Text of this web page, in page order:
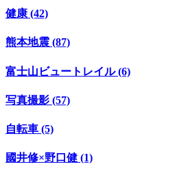
健康 (42)
熊本地震 (87)
富士山ビュートレイル (6)
写真撮影 (57)
自転車 (5)
國井修×野口健 (1)